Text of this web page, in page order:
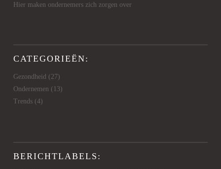
Hier maken ondernemers zich zorgen over
CATEGORIEËN:
Gezondheid (27)
Ondernemen (13)
Trends(4)
BERICHTLABELS: